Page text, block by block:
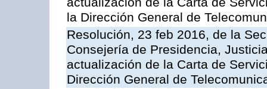
la Dirección General de
Resolución, 23 feb 2016, de la
Consejería de Presidencia,
actualización de la Carta de
Dirección General de